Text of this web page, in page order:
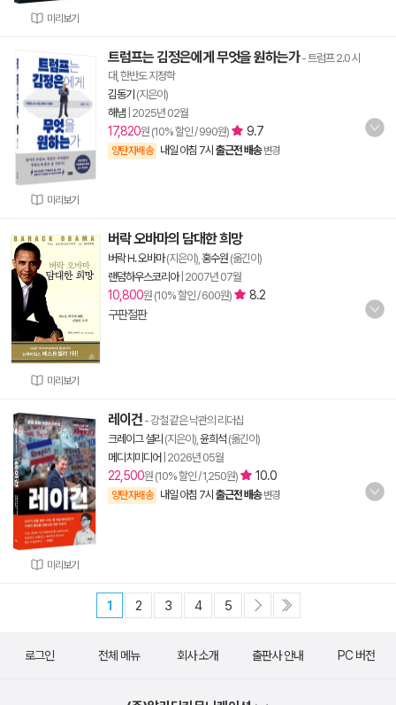
미리보기
미리보기
트럼프는 김정은에게 무엇을 원하는가- 트럼프 2.0 시
대, 한반도 지정학
김동기 (지은이)
해냄 2025년 02월
17,820원 (10% 할인 / 990원) 9.7
양탄자배송 내일 아침 7시 출근전 배송 변경
미리보기
버락 오바마의 담대한 희망
버락 H. 오바마(지은이), 홍수원 (옮긴이)
랜덤하우스코리아| 2007년 07월
10,800원 (10% 할인 / 600원)
8.2
구판절판
미리보기
레이건 - 강철 같은 낙관의 리더십
크레이그 셜리 (지은이), 윤희석 (옮긴이)
메디치미디어 2026년 05월
22,500원 (10% 할인 / 1,250원) 10.0
양탄자배송 내일 아침 7시 출근전 배송 변경
1 2 3 4 5
로그인 전체 메뉴 회사 소개 출판사 안내 PC 버전